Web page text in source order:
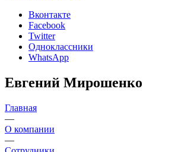
Вконтакте
Facebook
Twitter
Одноклассники
WhatsApp
Евгений Мирошенко
Главная
—
О компании
—